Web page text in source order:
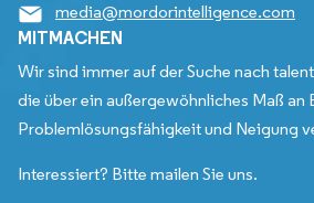
media@mordorintelligence.com
MITMACHEN
Wir sind immer auf der Suche nach
die über ein außergewöhnliches Maß an
Problemlösungsfähigkeit und Neigung
Interessiert? Bitte mailen Sie uns.